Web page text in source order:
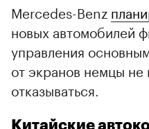
Mercedes-Benz
новых автомобилей
управления
от экранов немцы
отказываться.
Китайские